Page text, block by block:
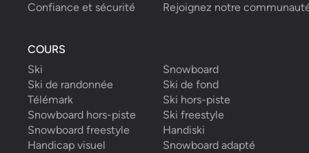
Confiance et sécurité
Rejoignez notre
COURS
Ski
Snowboard
Ski de randonnée
Ski de fond
Télémark
Ski hors-piste
Snowboard hors-piste
Ski freestyle
Snowboard freestyle
Handiski
Handicap visuel
Snowboard adapté